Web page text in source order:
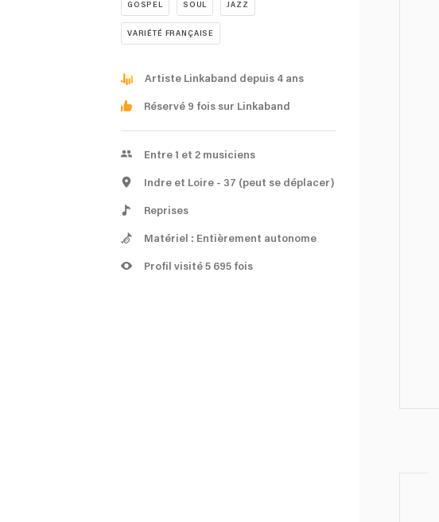
GOSPEL SOUL JAZZ
VARIÉTÉ FRANÇAISE
Artiste Linkaband depuis 4 ans
Réservé 9 fois sur Linkaband
Entre 1 et 2 musiciens
Indre et Loire - 37 (peut se déplacer)
Reprises
Matériel : Entièrement autonome
Profil visité 5 695 fois